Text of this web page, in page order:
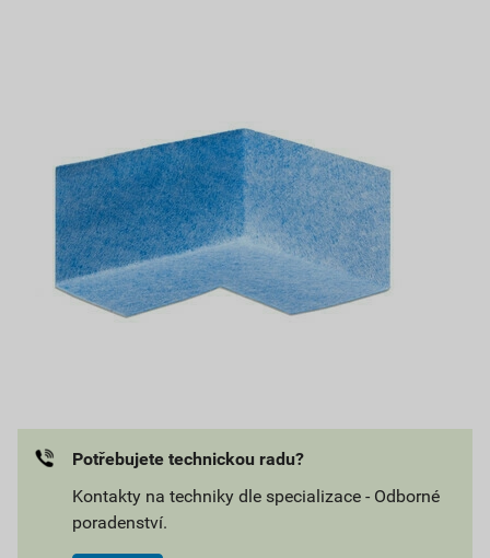
Potřebujete technickou radu?
Kontakty na techniky dle specializace - Odborné
poradenství.